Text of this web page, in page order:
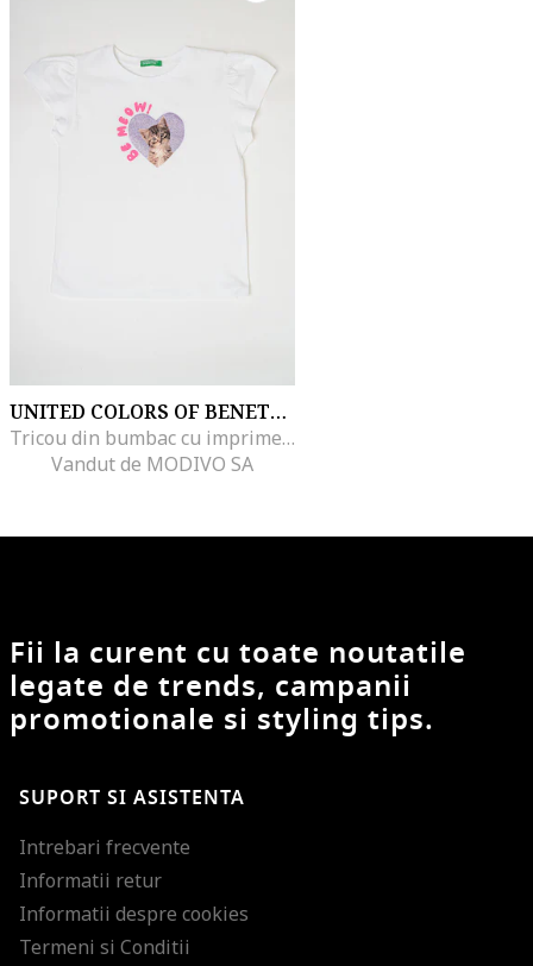
UNITED COLORS OF BENETTON
Tricou din bumbac cu imprimeu, Alb/Lila/Roz
Vandut de MODIVO SA
Fii la curent cu toate noutatile
legate de trends, campanii
promotionale si styling tips.
SUPORT SI ASISTENTA
Intrebari frecvente
Informatii retur
Informatii despre cookies
Termeni si Conditii